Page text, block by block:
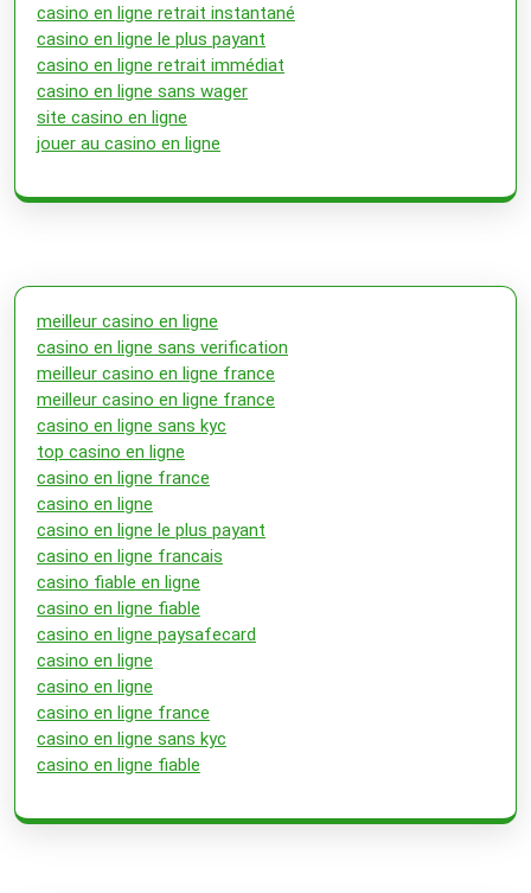
casino en ligne retrait instantané
casino en ligne le plus payant
casino en ligne retrait immédiat
casino en ligne sans wager
site casino en ligne
jouer au casino en ligne
meilleur casino en ligne
casino en ligne sans verification
meilleur casino en ligne france
meilleur casino en ligne france
casino en ligne sans kyc
top casino en ligne
casino en ligne france
casino en ligne
casino en ligne le plus payant
casino en ligne francais
casino fiable en ligne
casino en ligne fiable
casino en ligne paysafecard
casino en ligne
casino en ligne
casino en ligne france
casino en ligne sans kyc
casino en ligne fiable